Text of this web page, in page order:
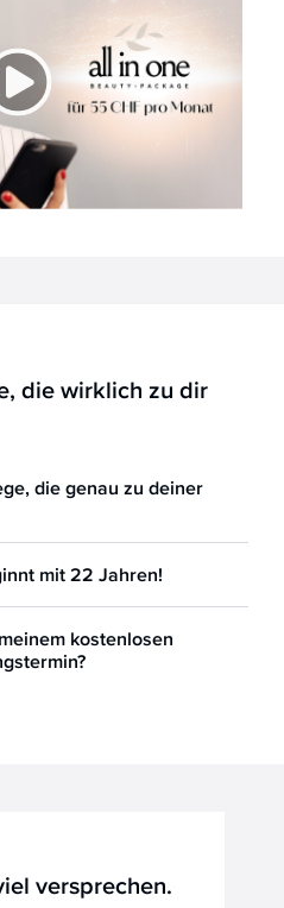
die wirklich zu dir
die genau zu deiner
mit 22 Jahren!
kostenlosen
versprechen.